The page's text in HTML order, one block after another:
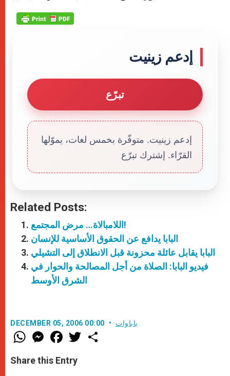
إدعم زينيت
تبرّع
إدعم زينيت. متوفّرة بخمس لغات، يموّلها
القرّاء. إشترك تبرّع
Related Posts:
اللامبالاة… مرض المجتمع!
البابا يدافع عن الحقوق الأساسية للإنسان
البابا يقابل عائلة محزونة قبل الانطلاق إلى التشيلي
فيديو البابا: الصلاة من أجل المصالحة والحوار في
الشرق الأوسط
DECEMBER 05, 2006 00:00 باباوات
W
h
t
s
M
e
s
e
F
a
e
b
w
Share this Entry